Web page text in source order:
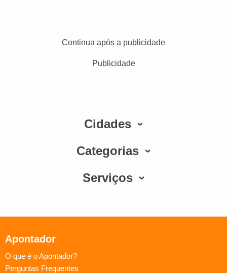
Continua após a publicidade
Publicidade
Cidades
Categorias
Serviços
Apontador
O que é o Apontador?
Perguntas Frequentes